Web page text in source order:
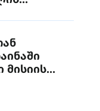
მისიის